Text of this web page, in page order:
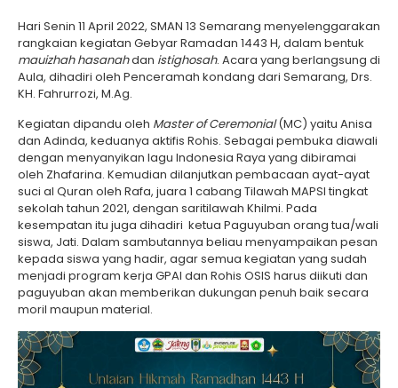
Hari Senin 11 April 2022, SMAN 13 Semarang menyelenggarakan
rangkaian kegiatan Gebyar Ramadan 1443 H, dalam bentuk
mauizhah hasanahdan istighosah. Acara yang berlangsung di
Aula, dihadiri oleh Penceramah kondang dari Semarang, Drs.
KH. Fahrurrozi, M.Ag.
Kegiatan dipandu oleh Master of Ceremonial(MC) yaitu Anisa
dan Adinda, keduanya aktifis Rohis. Sebagai pembuka diawali
dengan menyanyikan lagu Indonesia Raya yang dibiramai
oleh Zhafarina. Kemudian dilanjutkan pembacaan ayat-ayat
suci al Quran oleh Rafa, juara 1 cabang Tilawah MAPSI tingkat
sekolah tahun 2021, dengan saritilawah Khilmi. Pada
kesempatan itu juga dihadiri ketua Paguyuban orang tua/wali
siswa, Jati. Dalam sambutannya beliau menyampaikan pesan
kepada siswa yang hadir, agar semua kegiatan yang sudah
menjadi program kerja GPAI dan Rohis OSIS harus diikuti dan
paguyuban akan memberikan dukungan penuh baik secara
moril maupun material.